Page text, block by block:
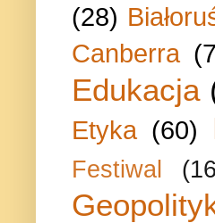
(28)
Canberra
Edukacja
Etyka (60)
Festiwal